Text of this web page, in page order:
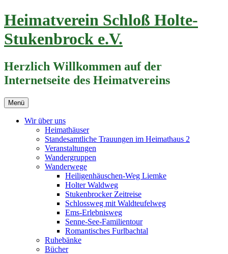
Zum
Inhalt
springen
Heimatverein Schloß Holte-
Stukenbrock e.V.
Herzlich Willkommen auf der
Internetseite des Heimatvereins
Menü
Wir über uns
Heimathäuser
Standesamtliche Trauungen im Heimathaus 2
Veranstaltungen
Wandergruppen
Wanderwege
Heiligenhäuschen-Weg Liemke
Holter Waldweg
Stukenbrocker Zeitreise
Schlossweg mit Waldteufelweg
Ems-Erlebnisweg
Senne-See-Familientour
Romantisches Furlbachtal
Ruhebänke
Bücher